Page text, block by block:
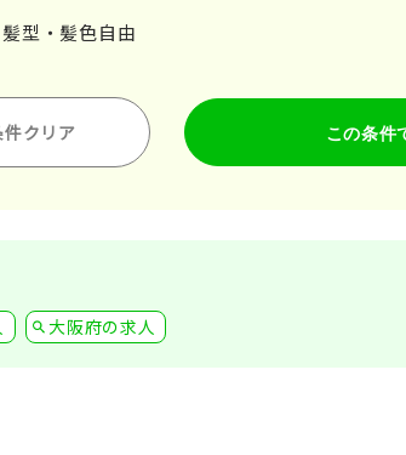
髪型・髪色自由
件クリア
大阪府の求人